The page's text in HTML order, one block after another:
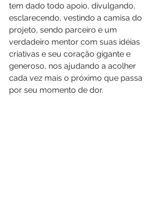
tem dado todo apoio, divulgando,
esclarecendo, vestindo a camisa do
projeto, sendo parceiro e um
verdadeiro mentor com suas idéias
criativas e seu coração gigante e
generoso, nos ajudando a acolher
cada vez mais o próximo que passa
por seu momento de dor.